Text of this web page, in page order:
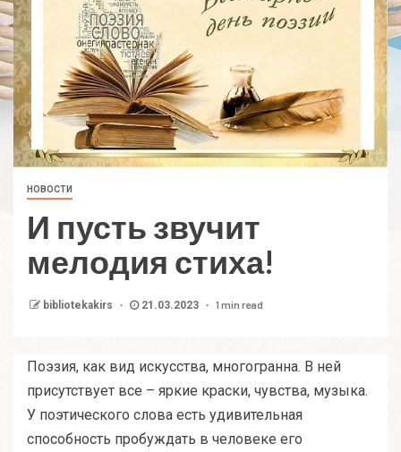
НОВОСТИ
И пусть звучит
мелодия стиха!
bibliotekakirs 21.03.2023 1 min read
Поэзия, как вид искусства, многогранна. В ней
присутствует все – яркие краски, чувства, музыка.
У поэтического слова есть удивительная
способность пробуждать в человеке его